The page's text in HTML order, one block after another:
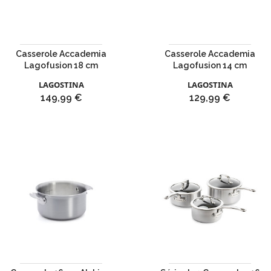
Casserole Accademia
Lagofusion 18 cm
LAGOSTINA
Prix
149,99 €
Casserole Accademia
Lagofusion 14 cm
LAGOSTINA
Prix
129,99 €